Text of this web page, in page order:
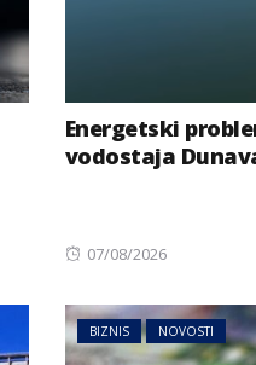
Energetski
vodostaja
Posted
07/08/2026
BIZNIS NOVOSTI